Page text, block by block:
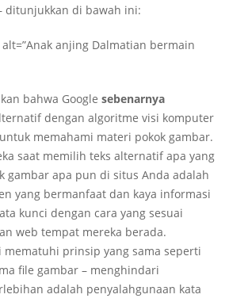
ditunjukkan di bawah ini:
alt=”Anak anjing Dalmatian bermain
bahwa Google sebenarnya
dengan algoritme visi komputer
memahami materi pokok gambar.
saat memilih teks alternatif apa yang
gambar apa pun di situs Anda adalah
yang bermanfaat dan kaya informasi
kunci dengan cara yang sesuai
web tempat mereka berada.
mematuhi prinsip yang sama seperti
file gambar – menghindari
adalah penyalahgunaan kata